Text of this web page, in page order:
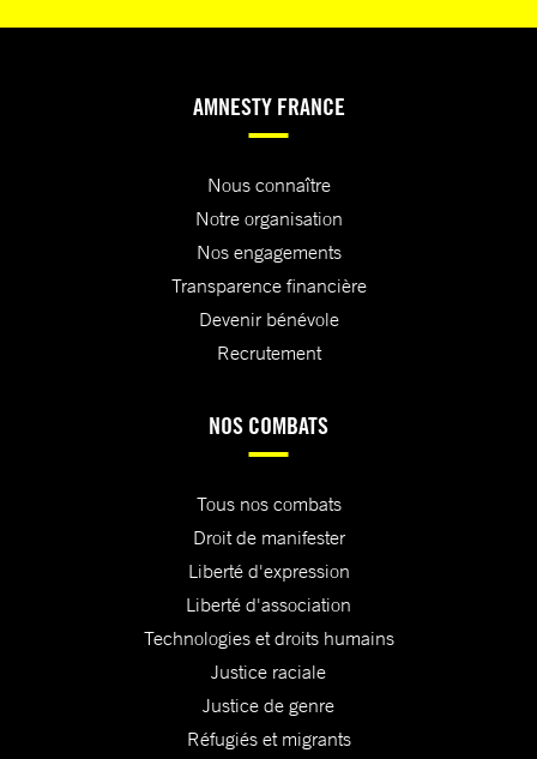
AMNESTY FRANCE
Nous connaître
Notre organisation
Nos engagements
Transparence financière
Devenir bénévole
Recrutement
NOS COMBATS
Tous nos combats
Droit de manifester
Liberté d'expression
Liberté d'association
Technologies et droits humains
Justice raciale
Justice de genre
Réfugiés et migrants